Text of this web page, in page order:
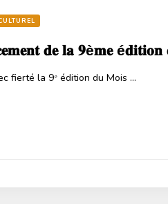
𝐝𝐞 𝐥𝐚 𝟗è𝐦𝐞 é𝐝𝐢𝐭𝐢𝐨𝐧
fierté la 9ᵉ édition du Mois …